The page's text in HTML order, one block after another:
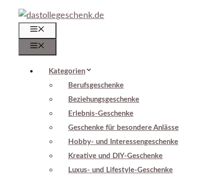
Zum
Inhalt
springen
Kategorien
Berufsgeschenke
Beziehungsgeschenke
Erlebnis-Geschenke
Geschenke für besondere Anlässe
Hobby- und Interessengeschenke
Kreative und DIY-Geschenke
Luxus- und Lifestyle-Geschenke